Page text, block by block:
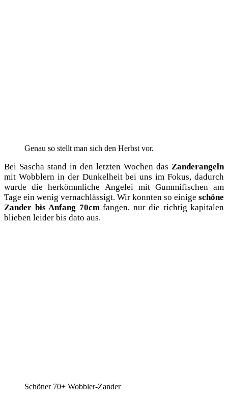
Genau so stellt man sich den Herbst vor.
Bei Sascha stand in den letz­ten Wochen das Zan­der­an­geln
mit Wob­blern in der Dun­kel­heit bei uns im Fokus, dadurch
wur­de die her­kömm­li­che Ange­lei mit Gum­mi­fi­schen am
Tage ein wenig ver­nach­läs­sigt. Wir konn­ten so eini­ge schö­ne
Zan­der bis Anfang 70cmfan­gen, nur die rich­tig kapi­ta­len
blie­ben lei­der bis dato aus.
Schö­ner 70+ Wobbler-Zander